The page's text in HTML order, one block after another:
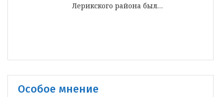
Лерикского района был…
Особое мнение